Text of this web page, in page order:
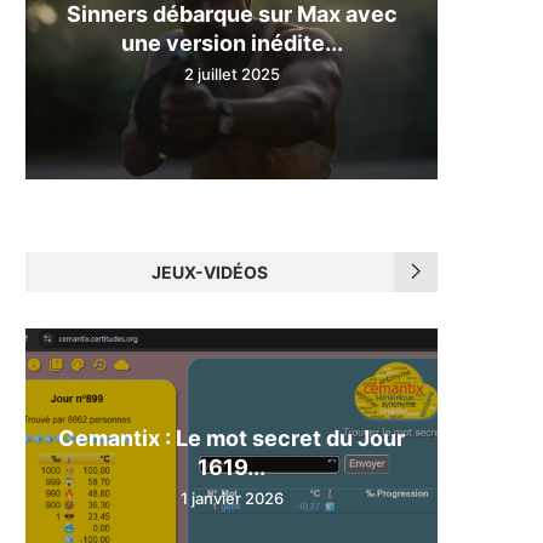
Sinners débarque sur Max avec
une version inédite...
2 juillet 2025
JEUX-VIDÉOS
Cemantix : Le mot secret du Jour
1619...
1 janvier 2026